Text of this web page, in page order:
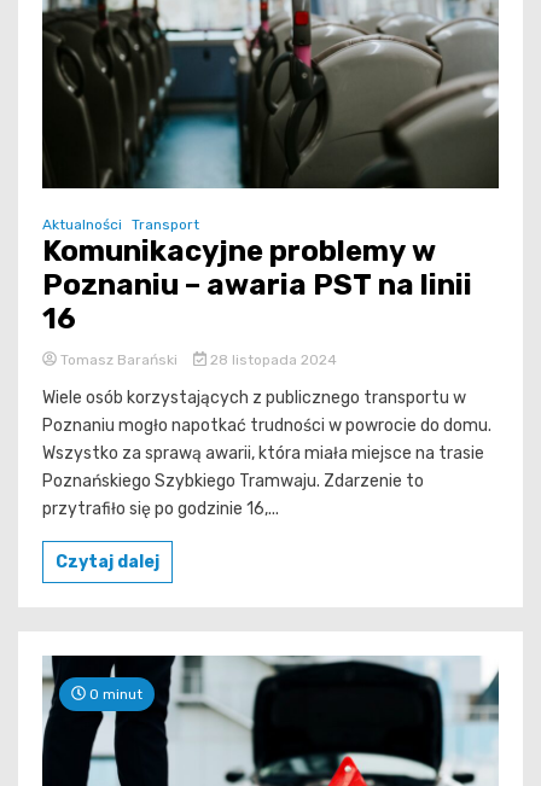
Aktualności Transport
Komunikacyjne problemy w
Poznaniu – awaria PST na linii
16
Tomasz Barański 28 listopada 2024
Wiele osób korzystających z publicznego transportu w
Poznaniu mogło napotkać trudności w powrocie do domu.
Wszystko za sprawą awarii, która miała miejsce na trasie
Poznańskiego Szybkiego Tramwaju. Zdarzenie to
przytrafiło się po godzinie 16,...
Czytaj dalej
0 minut